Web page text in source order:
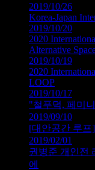
2019/10/26
Korea-Japan
2019/10/20
2020
Alternative
2019/10/19
2020
LOOP
2019/10/17
"철푸덕, 페미
2019/09/10
[대안공간 루프
2019/02/01
권병준 개인전
에